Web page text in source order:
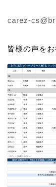
carez-
皆様の声を